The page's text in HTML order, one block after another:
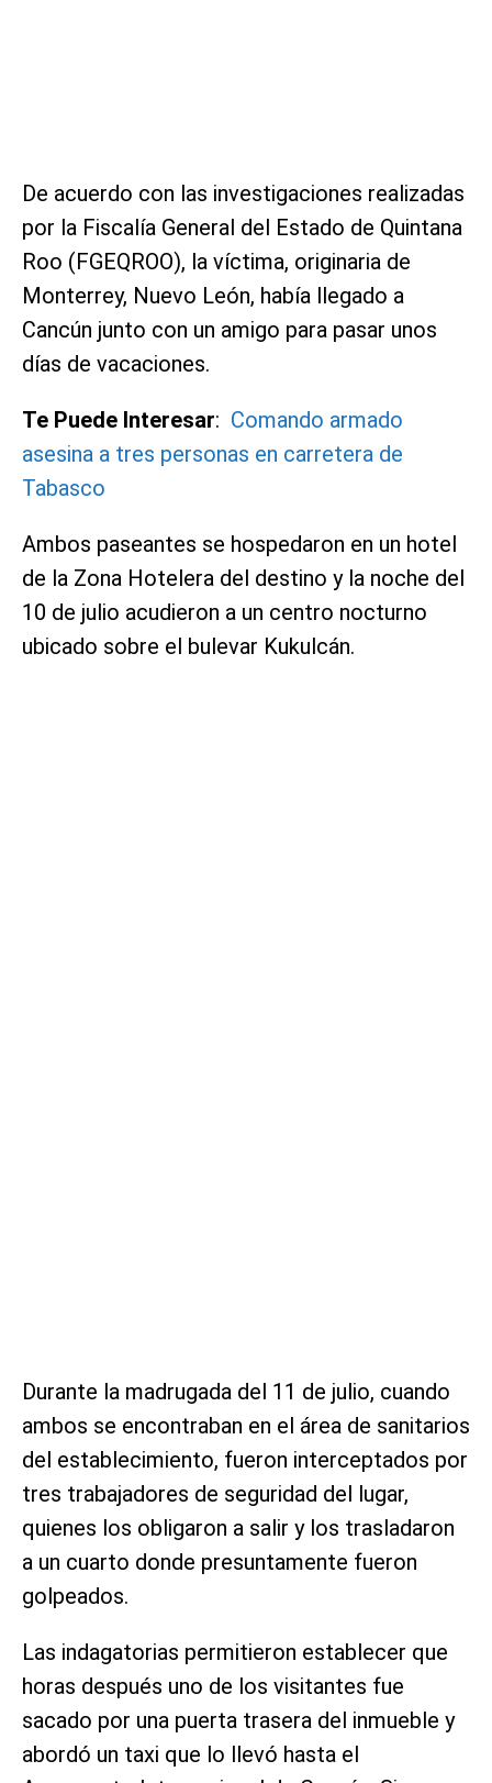
De acuerdo con las investigaciones realizadas
por la Fiscalía General del Estado de Quintana
Roo (FGEQROO), la víctima, originaria de
Monterrey, Nuevo León, había llegado a
Cancún junto con un amigo para pasar unos
días de vacaciones.
Te Puede Interesar: Comando armado
asesina a tres personas en carretera de
Tabasco
Ambos paseantes se hospedaron en un hotel
de la Zona Hotelera del destino y la noche del
10 de julio acudieron a un centro nocturno
ubicado sobre el bulevar Kukulcán.
Durante la madrugada del 11 de julio, cuando
ambos se encontraban en el área de sanitarios
del establecimiento, fueron interceptados por
tres trabajadores de seguridad del lugar,
quienes los obligaron a salir y los trasladaron
a un cuarto donde presuntamente fueron
golpeados.
Las indagatorias permitieron establecer que
horas después uno de los visitantes fue
sacado por una puerta trasera del inmueble y
abordó un taxi que lo llevó hasta el